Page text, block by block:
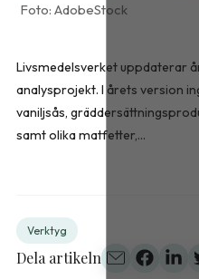
AdobeStock
Livsmedelsverket uppdaterar
analysprojekt. I årets version
vaniljsås,
samt olika matfetter,...
Verktyg
Dela artikeln